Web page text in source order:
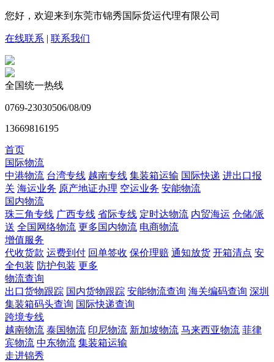
您好，欢迎来到东莞市锦秀国际货运代理有限公司
在线联系 | 联系我们
全国统一热线
0769-23030506/08/09
13669816195
首页
国际物流
中港物流 台湾专线 越南专线 集装箱运输 国际快递 进出口报
关 海运业务 原产地证办理 空运业务 安能物流
国内物流
珠三角专线 广西专线 省际专线 定时达物流 内贸海运 仓储/派
送 全国网络物流 更多国内物流 电商物流
增值服务
代收货款 运费到付 回单签收 保价理赔 通知放货 开箱清点 安
全包装 防护包装 更多
物流查询
出口货物跟踪 国内货物跟踪 安能物流查询 海关编码查询 深圳
集装箱码头查询 国际快递查询
跨境专线
越南物流 泰国物流 印尼物流 新加坡物流 马来西亚物流 菲律
宾物流 中东物流 集装箱运输
走进锦秀